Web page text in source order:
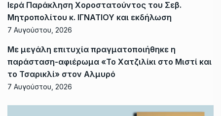
Ιερά Παράκληση Χοροστατούντος του Σεβ.
Μητροπολίτου κ. ΙΓΝΑΤΙΟΥ και εκδήλωση
7 Αυγούστου, 2026
Με μεγάλη επιτυχία πραγματοποιήθηκε η
παράσταση-αφιέρωμα «Το Χατζιλίκι στο Μιστί και
το Τσαρικλί» στον Αλμυρό
7 Αυγούστου, 2026